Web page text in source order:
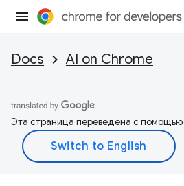
Docs AI on Chrome
Эта страница переведена с помощью